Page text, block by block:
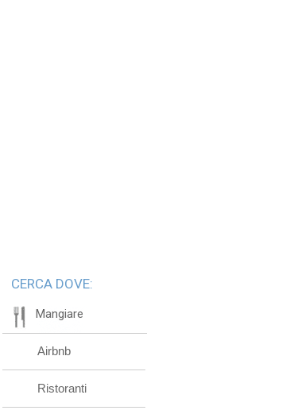
CERCA DOVE:
Mangiare
Airbnb
Ristoranti